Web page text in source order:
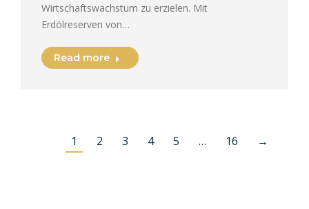
Wirtschaftswachstum zu erzielen. Mit
Erdölreserven von…
Read more
1 2 3 4 5 … 16 →